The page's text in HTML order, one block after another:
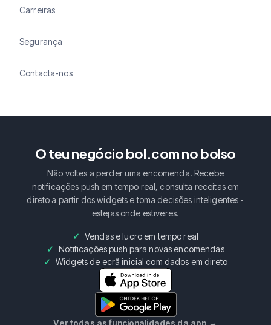
Carreiras
Segurança
Contacta-nos
O teu negócio bol.com no bolso
Não voltes a perder uma encomenda. Recebe
notificações push em tempo real, consulta receitas em
direto a partir dos widgets e toma decisões inteligentes -
estejas onde estiveres.
Vendas e lucro em tempo real
Notificações push para novas encomendas
Widgets de ecrã inicial com dados em direto
Ver todas as funcionalidades da app →